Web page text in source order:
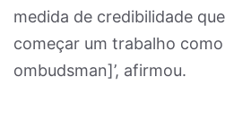
medida de credibilidade
começar um trabalho
ombudsman]’, afirmou.